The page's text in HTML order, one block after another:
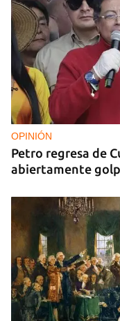
OPINIÓN
Petro regresa de
abiertamente